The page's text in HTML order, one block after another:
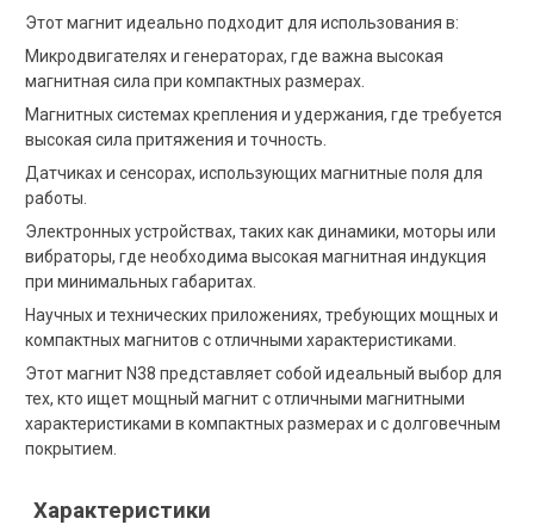
Этот магнит идеально подходит для использования в:
Микродвигателях и генераторах, где важна высокая
магнитная сила при компактных размерах.
Магнитных системах крепления и удержания, где требуется
высокая сила притяжения и точность.
Датчиках и сенсорах, использующих магнитные поля для
работы.
Электронных устройствах, таких как динамики, моторы или
вибраторы, где необходима высокая магнитная индукция
при минимальных габаритах.
Научных и технических приложениях, требующих мощных и
компактных магнитов с отличными характеристиками.
Этот магнит N38 представляет собой идеальный выбор для
тех, кто ищет мощный магнит с отличными магнитными
характеристиками в компактных размерах и с долговечным
покрытием.
Характеристики